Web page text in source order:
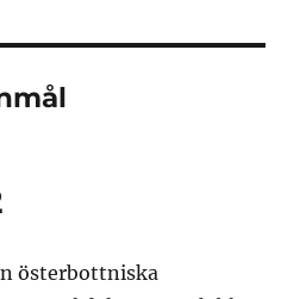
österbottniska